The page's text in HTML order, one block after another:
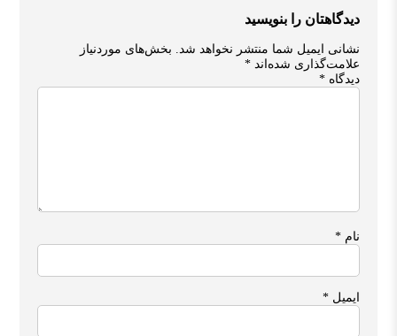
دیدگاهتان را بنویسید
نشانی ایمیل شما منتشر نخواهد شد. بخش‌های موردنیاز
علامت‌گذاری شده‌اند*
دیدگاه*
نام*
ایمیل*